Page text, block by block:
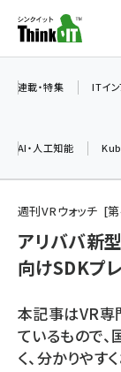
ン
ツ
加藤銘
iot女子
drupal
genai
連載・特集 ITイン
AI・人工知能
週刊VRウォッチ 第
アリババ新
向けSDKプ
本記事はVR専
ているもので
く、分かりやす